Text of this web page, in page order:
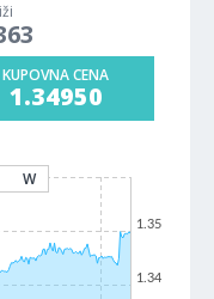
KUPOVNA CENA
1.34950
W
1.34
1.35